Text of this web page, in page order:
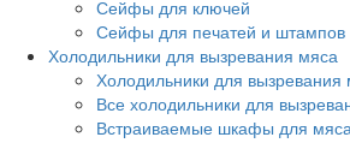
Сейфы для ключей
Сейфы для печатей и штампов
Холодильники для вызревания мяса
Холодильники для вызревания
Все холодильники для
Встраиваемые шкафы для